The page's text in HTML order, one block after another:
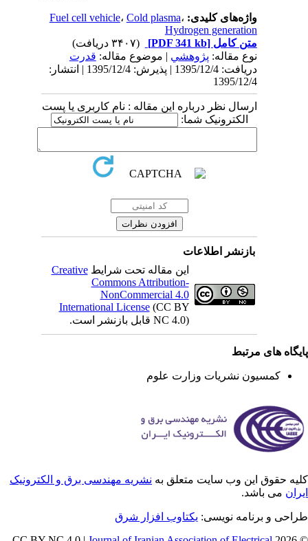
واژه‌های کلیدی: Fuel cell vehicle،Cold plasma،
Hydrogen generation
متن کامل[PDF 341 kb]
نوع مقاله:پژوهشي| موضوع مقاله:قدرت
دریافت: 1395/12/4 | پذیرش: 1395/12/4 | انتشار:
1395/12/4
ارسال نظر درباره این مقاله : نام کاربری یا پست
الکترونیک شما:
بازنشر اطلاعات
این مقاله تحت شرایطCreative
Commons Attribution-
NonCommercial 4.0
International License(CC BY
NC 4.0) قابل بازنشر است.
های مرتبط
کمسیون نشریات وزارت علوم
حقوق این وب سایت متعلق بهنشریه مهندسی برق و الکترونیک
می باشد.
و برنامه نویسی: یکتاوب افزار شرق